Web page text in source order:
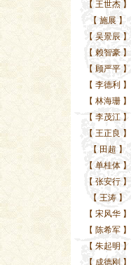
【 王世杰】
【 施展 】
【 吴景辰 】
【 赖智豪】
【 顾严平】
【 李德利 】
【 林海珊】
【 李茂江】
【 王正良 】
【 田超 】
【 单桂体】
【 张安行】
【 王涛】
【 宋风华】
【 陈希军】
【 朱起明 】
【 成德刚 】